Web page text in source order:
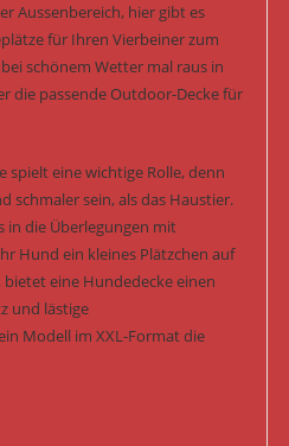
Aussenbereich, hier gibt es
für Ihren Vierbeiner zum
schönem Wetter mal raus in
die passende Outdoor-Decke für
spielt eine wichtige Rolle, denn
schmaler sein, als das Haustier.
in die Überlegungen mit
Hund ein kleines Plätzchen auf
eine Hundedecke einen
und lästige
Modell im XXL-Format die